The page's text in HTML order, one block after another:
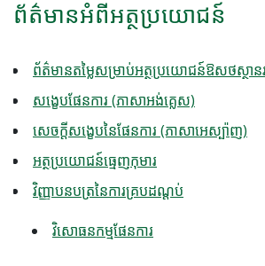
ព័ត៌មានអំពីអត្ថប្រយោជន៍
ព័ត៌មានតម្លៃសម្រាប់អត្ថប្រយោជន៍ឱសថស្ថា
សង្ខេបផែនការ (ភាសាអង់គ្លេស)
សេចក្តីសង្ខេបនៃផែនការ (ភាសាអេស្ប៉ាញ)
អត្ថប្រយោជន៍ធ្មេញកុមារ
វិញ្ញាបនបត្រនៃការគ្របដណ្តប់
វិសោធនកម្មផែនការ